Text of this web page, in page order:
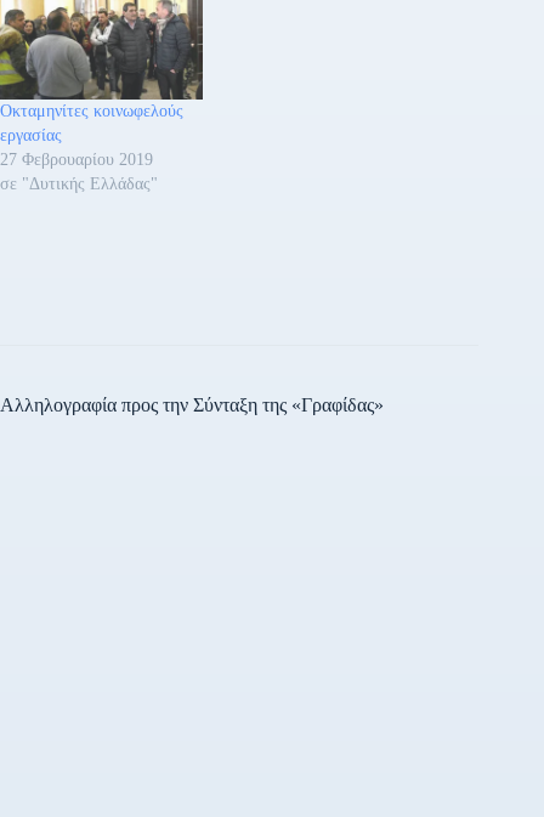
Οκταμηνίτες κοινωφελούς
εργασίας
27 Φεβρουαρίου 2019
σε "Δυτικής Ελλάδας"
Αλληλογραφία προς την Σύνταξη της «Γραφίδας»